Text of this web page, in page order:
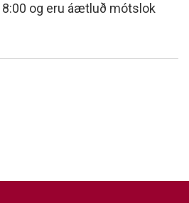
og eru áætluð mótslok